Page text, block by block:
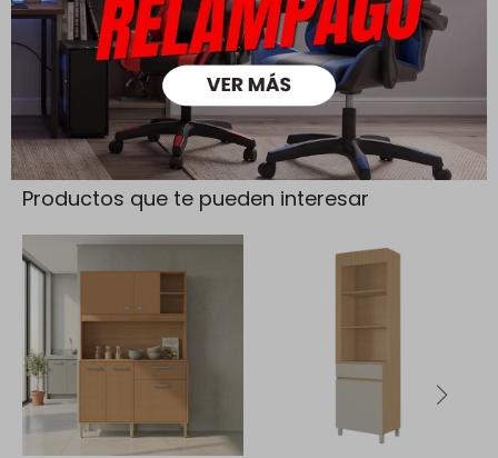
Medios de pago
Productos que te pueden interesar